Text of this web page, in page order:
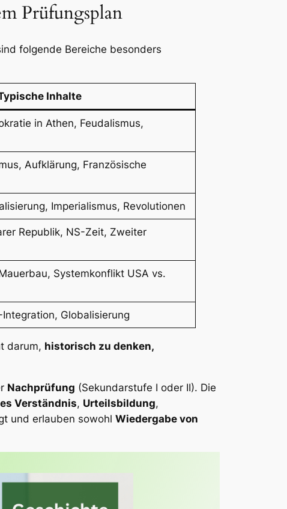
Prüfungsplan
folgende Bereiche besonders
Inhalte
in Athen, Feudalismus,
Aufklärung, Französische
Imperialismus, Revolutionen
Republik, NS-Zeit, Zweiter
Systemkonflikt USA vs.
Globalisierung
darum, historisch zu denken,
Nachprüfung (Sekundarstufe I oder II). Die
Verständnis, Urteilsbildung,
und erlauben sowohl Wiedergabe von